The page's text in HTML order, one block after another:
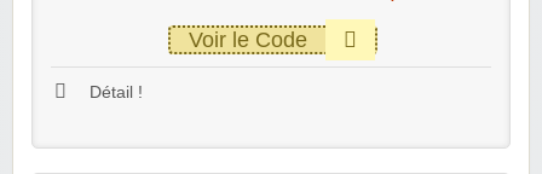
Voir le Code
Détail !